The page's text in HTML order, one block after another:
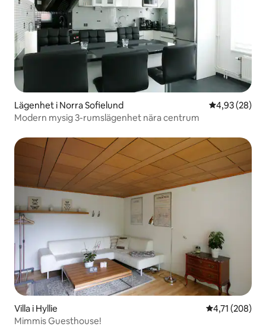
Lägenhet i Norra Sofielund 4,93 av 5 i
4,93 (28)
Modern mysig 3-rumslägenhet nära centrum
Villa i Hyllie 4,71 av 5 i
4,71 (208)
Mimmis Guesthouse!